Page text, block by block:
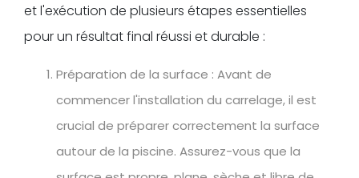
et l'exécution de plusieurs étapes essentielles
pour un résultat final réussi et durable :
Préparation de la surface : Avant de
commencer l'installation du carrelage, il est
crucial de préparer correctement la surface
autour de la piscine. Assurez-vous que la